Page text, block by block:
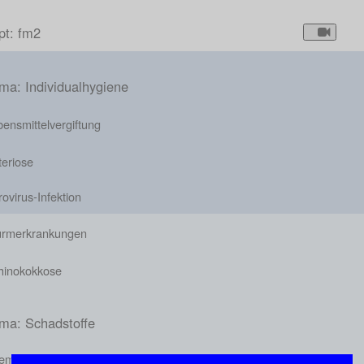
fm2
Individualhygiene
Infektion
Schadstoffe
Schadstoffe in Lebensmitteln